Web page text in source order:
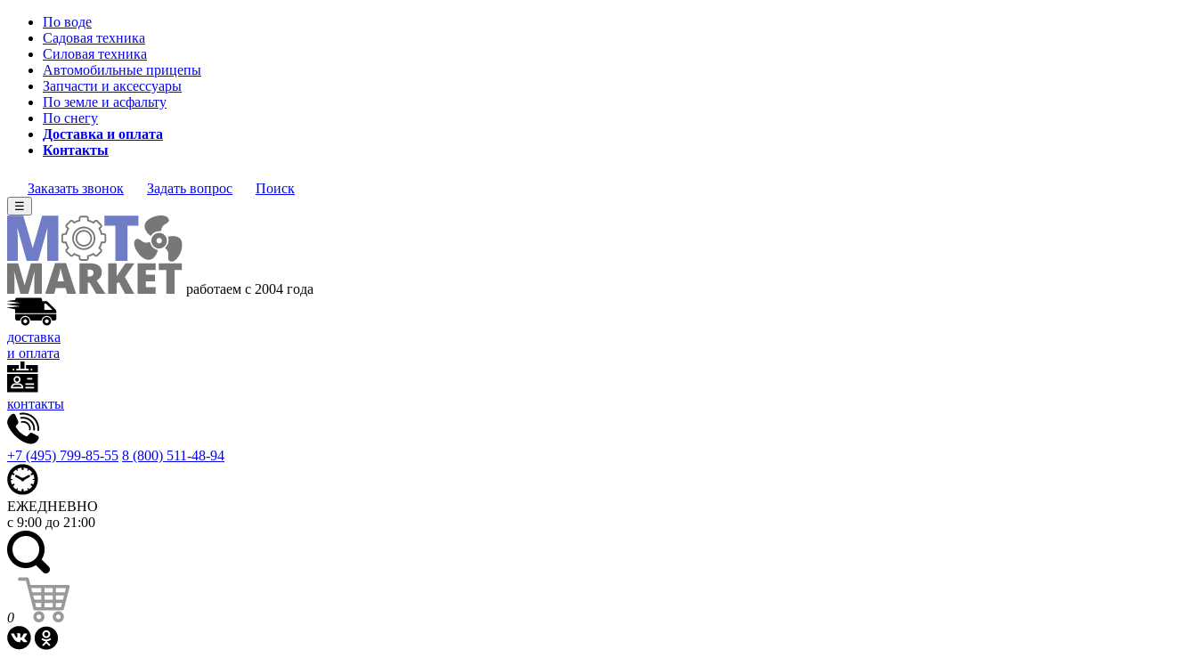
По воде
Садовая техника
Силовая техника
Автомобильные прицепы
Запчасти и аксессуары
По земле и асфальту
По снегу
Доставка и оплата
Контакты
Заказать звонок Задать вопрос Поиск
☰
работаем с 2004 года
доставка
и оплата
контакты
+7 (495) 799-85-55 8 (800) 511-48-94
ЕЖЕДНЕВНО
с 9:00 до 21:00
0